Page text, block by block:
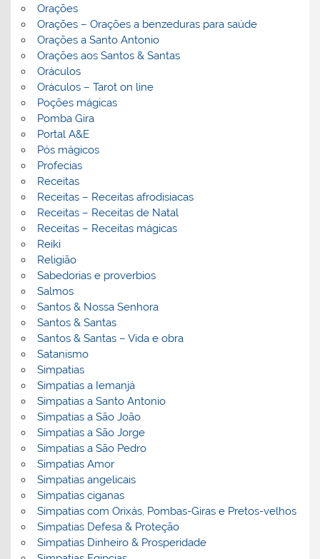
Orações
Orações – Orações a benzeduras para saúde
Orações a Santo Antonio
Orações aos Santos & Santas
Oráculos
Oráculos – Tarot on line
Poções mágicas
Pomba Gira
Portal A&E
Pós mágicos
Profecias
Receitas
Receitas – Receitas afrodisiacas
Receitas – Receitas de Natal
Receitas – Receitas mágicas
Reiki
Religião
Sabedorias e proverbios
Salmos
Santos & Nossa Senhora
Santos & Santas
Santos & Santas – Vida e obra
Satanismo
Simpatias
Simpatias a Iemanjá
Simpatias a Santo Antonio
Simpatias a São João
Simpatias a São Jorge
Simpatias a São Pedro
Simpatias Amor
Simpatias angelicais
Simpatias ciganas
Simpatias com Orixás, Pombas-Giras e Pretos-velhos
Simpatias Defesa & Proteção
Simpatias Dinheiro & Prosperidade